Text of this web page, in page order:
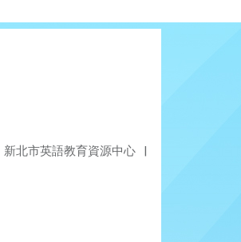
新北市英語教育資源中心 |